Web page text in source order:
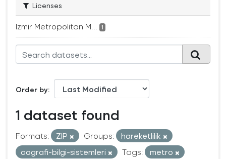
Licenses
Izmir Metropolitan M... 1
Order by
1 dataset found
Formats: ZIP Groups:
hareketlilik
cografi-bilgi-sistemleri
Tags:
metro